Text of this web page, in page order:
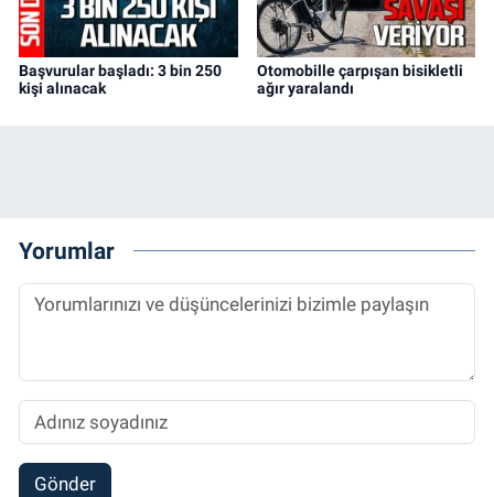
Başvurular başladı: 3 bin 250
kişi alınacak
Otomobille çarpışan bisikletli
ağır yaralandı
Yorumlar
Gönder